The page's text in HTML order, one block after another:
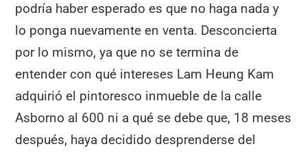
podría haber esperado es que no haga nada y
lo ponga nuevamente en venta. Desconcierta
por lo mismo, ya que no se termina de
entender con qué intereses Lam Heung Kam
adquirió el pintoresco inmueble de la calle
Asborno al 600 ni a qué se debe que, 18 meses
después, haya decidido desprenderse del